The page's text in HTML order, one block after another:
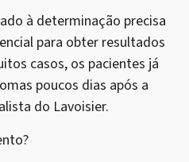
à determinação precisa
para obter resultados
casos, os pacientes já
poucos dias após a
do Lavoisier.